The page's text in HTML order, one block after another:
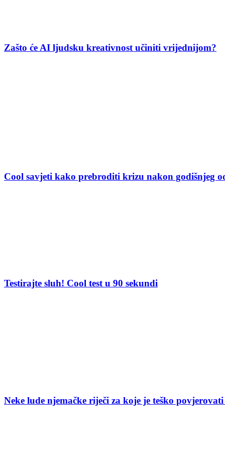
Zašto će AI ljudsku kreativnost učiniti vrijednijom?
Cool savjeti kako prebroditi krizu nakon godišnjeg
Testirajte sluh! Cool test u 90 sekundi
Neke lude njemačke riječi za koje je teško